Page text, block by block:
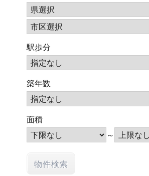
駅歩分
築年数
面積
～